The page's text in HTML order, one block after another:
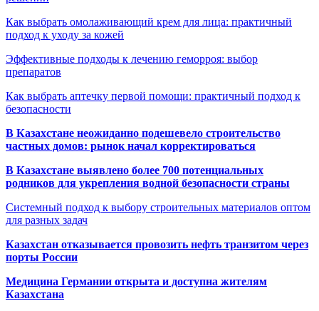
Как выбрать омолаживающий крем для лица: практичный
подход к уходу за кожей
Эффективные подходы к лечению геморроя: выбор
препаратов
Как выбрать аптечку первой помощи: практичный подход к
безопасности
В Казахстане неожиданно подешевело строительство
частных домов: рынок начал корректироваться
В Казахстане выявлено более 700 потенциальных
родников для укрепления водной безопасности страны
Системный подход к выбору строительных материалов оптом
для разных задач
Казахстан отказывается провозить нефть транзитом через
порты России
Медицина Германии открыта и доступна жителям
Казахстана